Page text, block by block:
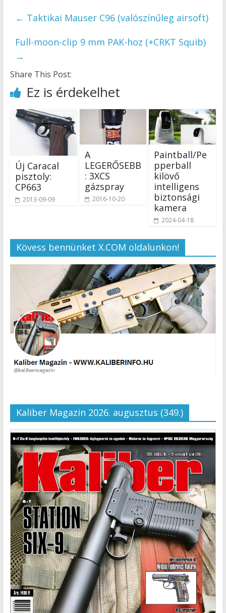
← Taktikai Mauser C96 (valószínűleg airsoft)
Full-moon-clip 9 mm PAK-hoz (+CRKT Squib)
→
Share This Post:
Ez is érdekelhet
Új Caracal
pisztoly:
CP663
2013-09-09
A
LEGERŐSEBB
: 3XCS
gázspray
2016-10-20
Paintball/Pe
pperball
kilövő
intelligens
biztonsági
kamera
2024-04-18
Kövess bennünket X.COM oldalunkon!
Kaliber Magazin 2026. augusztus (349.)